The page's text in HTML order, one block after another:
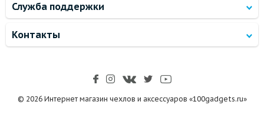
Служба поддержки
Контакты
© 2026 Интернет магазин чехлов и аксессуаров «100gadgets.ru»